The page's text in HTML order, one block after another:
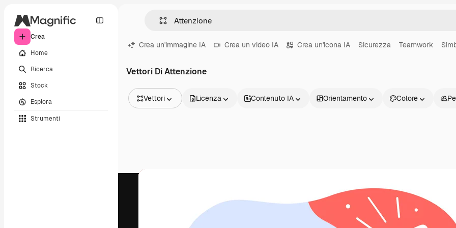
Crea
Home
Ricerca
Stock
Esplora
Strumenti
Crea un'immagine IA Crea un video IA Crea un'icona IA Sicurezza Teamwork
Vettori Di Attenzione
Vettori
Video
Licenza Contenuto IA Orientamento Colore
Prodotti Inizia